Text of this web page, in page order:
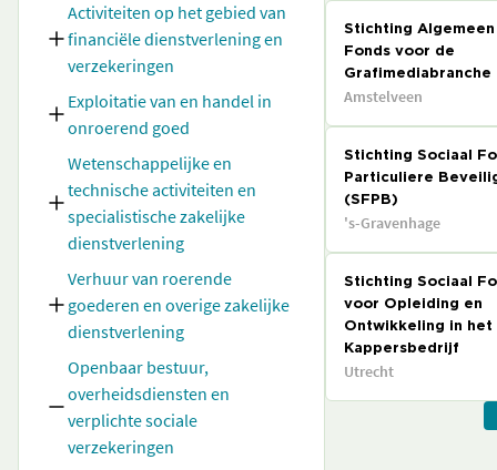
Activiteiten op het gebied van
financiële dienstverlening en
verzekeringen
Exploitatie van en handel in
onroerend goed
Wetenschappelijke en
technische activiteiten en
specialistische zakelijke
dienstverlening
Verhuur van roerende
goederen en overige zakelijke
dienstverlening
Openbaar bestuur,
overheidsdiensten en
verplichte sociale
verzekeringen
Stichting Algemeen
Fonds voor de
Grafimediabranche
Amstelveen
Stichting Sociaal
Particuliere
(SFPB)
's-Gravenhage
Stichting Sociaal
voor Opleiding en
Ontwikkeling in het
Kappersbedrijf
Utrecht